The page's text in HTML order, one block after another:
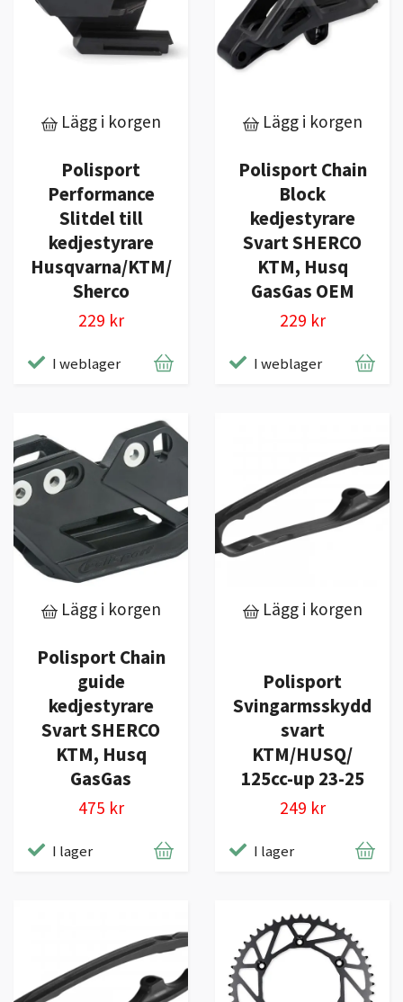
Lägg i korgen
Polisport
Performance
Slitdel till
kedjestyrare
Husqvarna/KTM/
Sherco
229 kr
I weblager
Lägg i korgen
Polisport Chain
Block
kedjestyrare
Svart SHERCO
KTM, Husq
GasGas OEM
229 kr
I weblager
Lägg i korgen
Polisport Chain
guide
kedjestyrare
Svart SHERCO
KTM, Husq
GasGas
475 kr
I lager
Lägg i korgen
Polisport
Svingarmsskydd
svart
KTM/HUSQ/
125cc-up 23-25
249 kr
I lager